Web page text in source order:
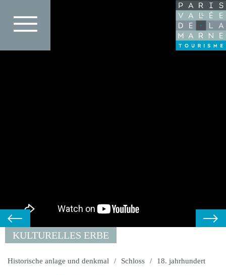
zum
Inhalt
KULTURELLES ERBE
Historische anlage und denkmal Schloss 18. jahrhundert